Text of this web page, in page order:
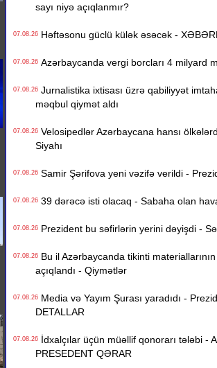
sayı niyə açıqlanmır?
07.08.26Həftəsonu güclü külək əsəcək -
07.08.26Azərbaycanda vergi borcları 4 milyard
07.08.26Jurnalistika ixtisası üzrə qabiliyyət
məqbul qiymət aldı
07.08.26Velosipedlər Azərbaycana hansı
Siyahı
07.08.26Samir Şərifova yeni vəzifə verildi -
07.08.2639 dərəcə isti olacaq - Sabaha olan
07.08.26Prezident bu səfirlərin yerini dəyişdi -
07.08.26Bu il Azərbaycanda tikinti materiallarının
açıqlandı - Qiymətlər
07.08.26Media və Yayım Şurası yaradıdı -
DETALLAR
07.08.26İdxalçılar üçün müəllif qonorarı tələbi -
PRESEDENT QƏRAR